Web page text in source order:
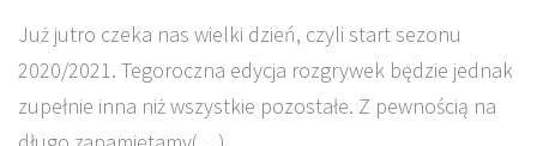
Już jutro czeka nas wielki dzień, czyli start sezonu
2020/2021. Tegoroczna edycja rozgrywek będzie jednak
zupełnie inna niż wszystkie pozostałe. Z pewnością na